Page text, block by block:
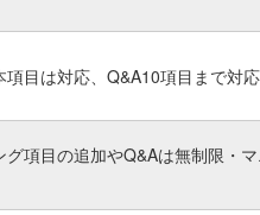
目は対応、Q&A10項目まで対応
項目の追加やQ&Aは無制限・